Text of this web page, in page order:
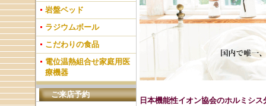
岩盤ベッド
ラジウムボール
こだわりの食品
電位温熱組合せ家庭用医
療機器
ご来店予約
日本機能性イオン協会のホルミシ